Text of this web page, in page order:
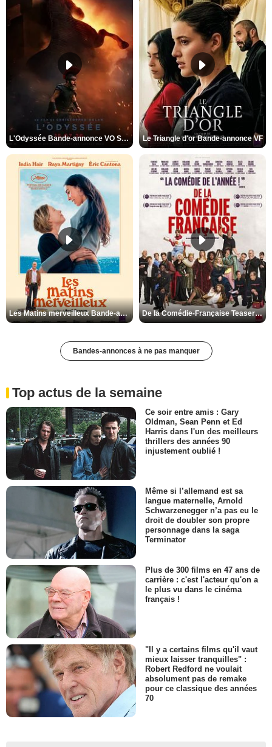
L'Odyssée Bande-annonce VO STFR Le Triangle d'or Bande-annonce VF
Les Matins merveilleux Bande-annonce VF De la Comédie-Française Teaser VF
Bandes-annonces à ne pas manquer
Top actus de la semaine
Ce soir entre amis : Gary
Oldman, Sean Penn et Ed
Harris dans l'un des meilleurs
thrillers des années 90
injustement oublié !
Même si l’allemand est sa
langue maternelle, Arnold
Schwarzenegger n’a pas eu le
droit de doubler son propre
personnage dans la saga
Terminator
Plus de 300 films en 47 ans de
carrière : c'est l'acteur qu'on a
le plus vu dans le cinéma
français !
"Il y a certains films qu'il vaut
mieux laisser tranquilles" :
Robert Redford ne voulait
absolument pas de remake
pour ce classique des années
70